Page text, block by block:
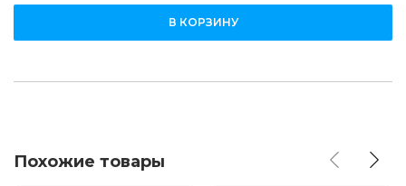
В КОРЗИНУ
Похожие товары